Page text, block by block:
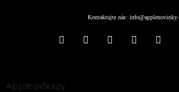
Kontaktujte nás:
Apple odkazy